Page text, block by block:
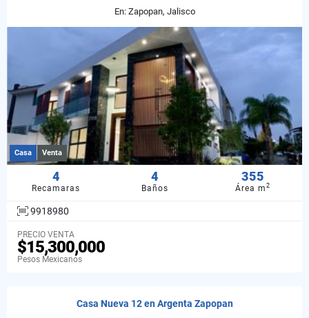
En: Zapopan, Jalisco
Casa Venta
4
Recamaras
4
Baños
355
Área m2
9918980
PRECIO VENTA
$15,300,000
Pesos Mexicanos
Casa Nueva 12 en Argenta Zapopan